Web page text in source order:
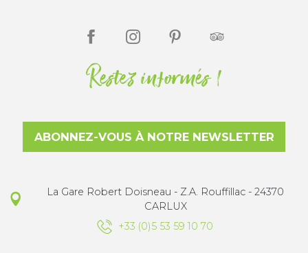
Restez informés !
ABONNEZ-VOUS À NOTRE NEWSLETTER
La Gare Robert Doisneau - Z.A. Rouffillac - 24370
CARLUX
+33 (0)5 53 59 10 70